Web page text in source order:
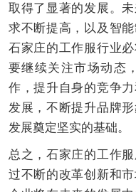
取得了显著的发展。
求不断提高，以及智
石家庄的工作服行业
要继续关注市场动态
作，提升自身的竞争
发展，不断提升品牌
发展奠定坚实的基础。
总之，石家庄的工作
过不断的改革创新和